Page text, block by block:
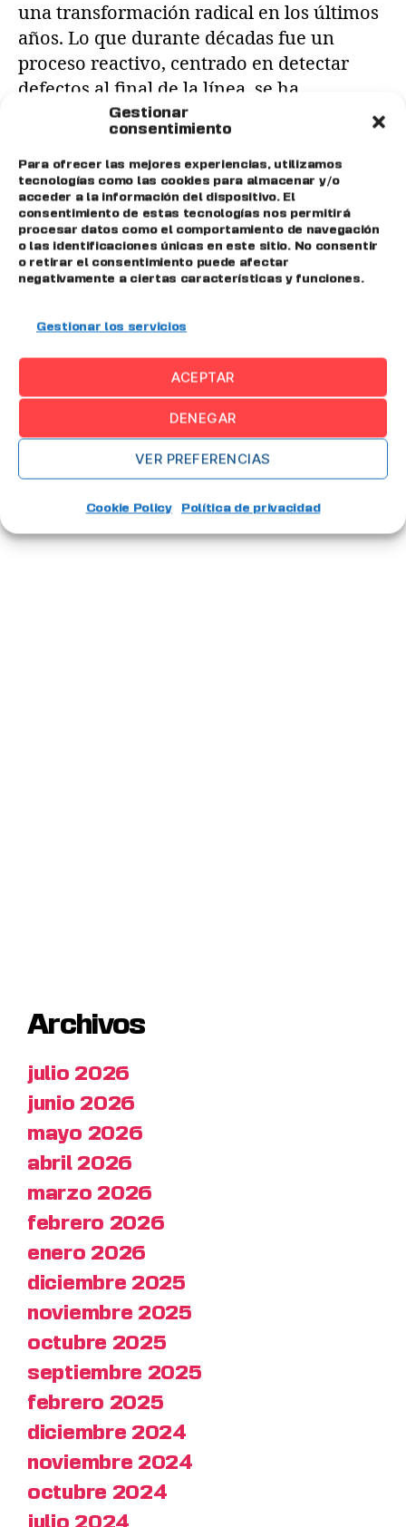
Gestionar
consentimiento
Para ofrecer las mejores experiencias, utilizamos
tecnologías como las cookies para almacenar y/o
acceder a la información del dispositivo. El
consentimiento de estas tecnologías nos permitirá
procesar datos como el comportamiento de navegación
o las identificaciones únicas en este sitio. No consentir
o retirar el consentimiento puede afectar
negativamente a ciertas características y funciones.
Gestionar los servicios
ACEPTAR
DENEGAR
VER PREFERENCIAS
Cookie Policy Política de privacidad
una transformación radical en los últimos
años. Lo que durante décadas fue un
proceso reactivo, centrado en detectar
defectos al final de la línea, se ha
convertido en un sistema transversal,
preventivo y basado en datos que impacta
directamente en la rentabilidad y la
competitividad de la planta. […]
Big Data,digitalización ,emisuite, industria
industria 4.0,Mantenimiento,MES
Planificación,producción,SGA
1 2 Entradas→
Archivos
julio 2026
junio 2026
mayo 2026
abril 2026
marzo 2026
febrero 2026
enero 2026
diciembre 2025
noviembre 2025
octubre 2025
septiembre 2025
febrero 2025
diciembre 2024
noviembre 2024
octubre 2024
julio 2024